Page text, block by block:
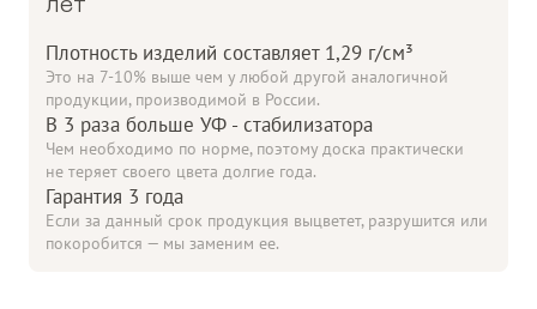
лет
Плотность изделий составляет 1,29 г/см³
Это на 7-10% выше чем у любой другой аналогичной
продукции, производимой в России.
В 3 раза больше УФ - стабилизатора
Чем необходимо по норме, поэтому доска практически
не теряет своего цвета долгие года.
Гарантия 3 года
Если за данный срок продукция выцветет, разрушится или
покоробится — мы заменим ее.